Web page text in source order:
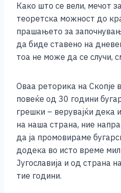
Како што се вели, мечот
теоретска можност до
прашањето за
да биде ставено на
тоа не може да се случи,
Оваа реторика на Скопје
повеќе од 30 години
грешки – верувајќи дека
на наша страна, ние
да ја промовираме
додека во исто време
Југославија и од страна
тие години.